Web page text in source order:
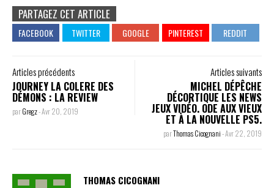
PARTAGEZ CET ARTICLE
Articles précédents
JOURNEY LA COLERE DES
DÉMONS : LA REVIEW
parGregz-Avr 20, 2019
Articles suivants
MICHEL DÉPÊCHE
DÉCORTIQUE LES NEWS
JEUX VIDÉO. ODE AUX VIEUX
ET À LA NOUVELLE PS5.
parThomas Cicognani-Avr 22, 2019
THOMAS CICOGNANI